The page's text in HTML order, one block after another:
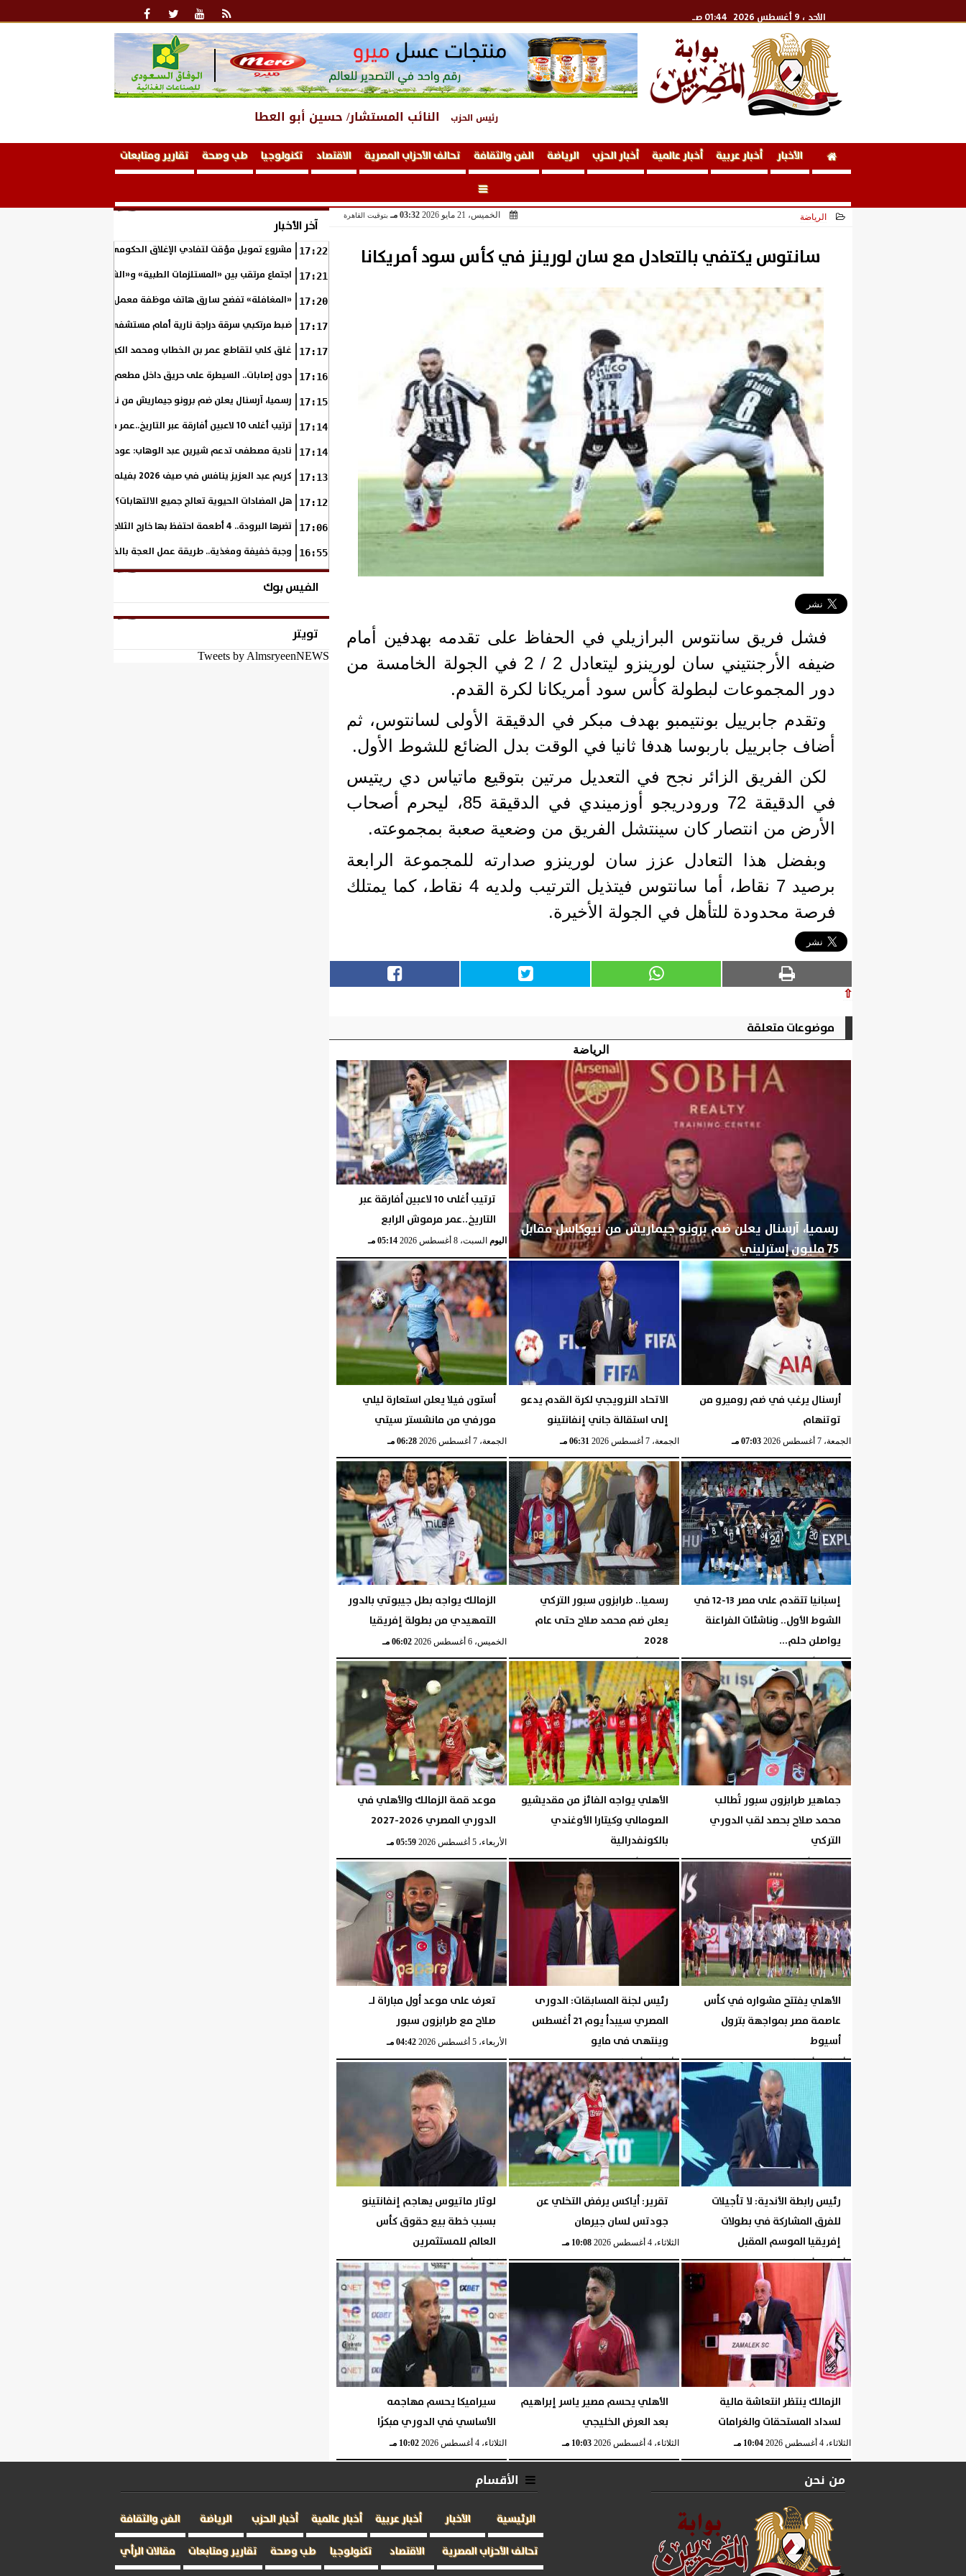
الأحد ، 9 أغسطس 2026 01:44 صـ
رئيس الحزب النائب المستشار/ حسين أبو العطا
الأخبار أخبار عربية أخبار عالمية أخبار الحزب الرياضة الفن والثقافة تحالف الأحزاب المصرية الاقتصاد تكنولوجيا طب وصحة تقارير ومتابعات
الرياضة الخميس، 21 مايو 2026 03:32 مـ بتوقيت القاهرة
سانتوس يكتفي بالتعادل مع سان لورينز في كأس سود أمريكانا
فشل فريق سانتوس البرازيلي في الحفاظ على تقدمه بهدفين أمام
ضيفه الأرجنتيني سان لورينزو ليتعادل 2 / 2 في الجولة الخامسة من
دور المجموعات لبطولة كأس سود أمريكانا لكرة القدم.
وتقدم جابرييل بونتيمبو بهدف مبكر في الدقيقة الأولى لسانتوس، ثم
أضاف جابرييل باربوسا هدفا ثانيا في الوقت بدل الضائع للشوط الأول.
لكن الفريق الزائر نجح في التعديل مرتين بتوقيع ماتياس دي ريتيس
في الدقيقة 72 ورودريجو أوزميندي في الدقيقة 85، ليحرم أصحاب
الأرض من انتصار كان سينتشل الفريق من وضعية صعبة بمجموعته.
وبفضل هذا التعادل عزز سان لورينزو صدارته للمجموعة الرابعة
برصيد 7 نقاط، أما سانتوس فيتذيل الترتيب ولديه 4 نقاط، كما يمتلك
فرصة محدودة للتأهل في الجولة الأخيرة.
⇧
موضوعات متعلقة
الرياضة
رسميا، آرسنال يعلن ضم برونو جيماريش من نيوكاسل مقابل
75 مليون إسترليني
السبت، 8 أغسطس 2026
ترتيب أغلى 10 لاعبين أفارقة عبر
التاريخ..عمر مرموش الرابع
اليوم السبت، 8 أغسطس 2026 05:14 مـ
أرسنال يرغب في ضم روميرو من
توتنهام
الجمعة، 7 أغسطس 2026 07:03 مـ
الاتحاد النرويجي لكرة القدم يدعو
إلى استقالة جاني إنفانتينو
الجمعة، 7 أغسطس 2026 06:31 مـ
أستون فيلا يعلن استعارة ليلي
مورفي من مانشستر سيتي
الجمعة، 7 أغسطس 2026 06:28 مـ
إسبانيا تتقدم على مصر 13-12 في
الشوط الأول.. وناشئات الفراعنة
يواصلن حلم...
الجمعة، 7 أغسطس 2026 06:26 مـ
رسميا.. طرابزون سبور التركي
يعلن ضم محمد صلاح حتى عام
2028
الخميس، 6 أغسطس 2026 06:04 مـ
الزمالك يواجه بطل جيبوتي بالدور
التمهيدي من بطولة إفريقيا
الخميس، 6 أغسطس 2026 06:02 مـ
جماهير طرابزون سبور تُطالب
محمد صلاح بحصد لقب الدوري
التركي
الخميس، 6 أغسطس 2026 06:00 مـ
الأهلي يواجه الفائز من مقديشيو
الصومالي وكيتارا الأوغندي
بالكونفدرالية
الخميس، 6 أغسطس 2026 05:57 مـ
موعد قمة الزمالك والأهلي في
الدوري المصري 2026-2027
الأربعاء، 5 أغسطس 2026 05:59 مـ
الأهلي يفتتح مشواره في كأس
عاصمة مصر بمواجهة بترول
أسيوط
الأربعاء، 5 أغسطس 2026 05:30 مـ
رئيس لجنة المسابقات: الدورى
المصري سيبدأ يوم 21 أغسطس
وينتهى فى مايو
الأربعاء، 5 أغسطس 2026 05:29 مـ
تعرف على موعد أول مباراة لـ
صلاح مع طرابزون سبور
الأربعاء، 5 أغسطس 2026 04:42 مـ
رئيس رابطة الأندية: لا تأجيلات
للفرق المشاركة في بطولات
إفريقيا الموسم المقبل
الأربعاء، 5 أغسطس 2026 04:40 مـ
تقرير: أياكس يرفض التخلي عن
جودتس لسان جيرمان
الثلاثاء، 4 أغسطس 2026 10:08 مـ
لوثار ماتيوس يهاجم إنفانتينو
بسبب خطة بيع حقوق كأس
العالم للمستثمرين
الثلاثاء، 4 أغسطس 2026 10:06 مـ
الزمالك ينتظر انتعاشة مالية
لسداد المستحقات والغرامات
الثلاثاء، 4 أغسطس 2026 10:04 مـ
الأهلي يحسم مصير ياسر إبراهيم
بعد العرض الخليجي
الثلاثاء، 4 أغسطس 2026 10:03 مـ
سيراميكا يحسم مهاجمه
الأساسي في الدوري مبكرًا
الثلاثاء، 4 أغسطس 2026 10:02 مـ
آخر الأخبار
17:22 مشروع تمويل مؤقت لتفادي الإغلاق الحكومي في الولايات المتحدة
17:21 اجتماع مرتقب بين «المستلزمات الطبية» و«الشراء الموحد» لبحث تعديل
17:20 «المغافلة» تفضح سارق هاتف موظفة معمل تحاليل بالقاهرة
17:17 ضبط مرتكبي سرقة دراجة نارية أمام مستشفى بمدينة نصر
17:17 غلق كلي لتقاطع عمر بن الخطاب ومحمد الكيلاني بسبب أعمال إنشاء
17:16 دون إصابات.. السيطرة على حريق داخل مطعم بحدائق أكتوبر
17:15 رسميا، آرسنال يعلن ضم برونو جيماريش من نيوكاسل مقابل 75 مليون إسترليني
17:14 ترتيب أغلى 10 لاعبين أفارقة عبر التاريخ..عمر مرموش الرابع
17:14 نادية مصطفى تدعم شيرين عبد الوهاب: عودتها رسالة لكل من مر
17:13 كريم عبد العزيز ينافس في صيف 2026 بفيلمه الثاني «مطلوب عائليًا»
17:12 هل المضادات الحيوية تعالج جميع الالتهابات؟ الحقيقة التي يجهلها
17:06 تضرها البرودة.. 4 أطعمة احتفظ بها خارج الثلاجة فورًا | إنفوجراف
16:55 وجبة خفيفة ومغذية.. طريقة عمل العجة بالخضار في المنزل
الفيس بوك
تويتر
Tweets by AlmsryeenNEWS
من نحن الأقسام
الرئيسية الأخبار أخبار عربية أخبار عالمية أخبار الحزب الرياضة
الفن والثقافة
تحالف الأحزاب المصرية
الاقتصاد تكنولوجيا طب وصحة تقارير ومتابعات
مقالات الرأي